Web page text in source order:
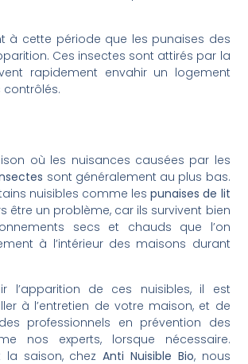
à cette période que les punaises des
Ces insectes sont attirés par la
rapidement envahir un logement
contrôlés.
où les nuisances causées par les
sont généralement au plus bas.
nuisibles comme lespunaises de lit
être un problème, car ils survivent bien
secs et chauds que l’on
à l’intérieur des maisons durant
l’apparition de ces nuisibles, il est
à l’entretien de votre maison, et de
professionnels en prévention des
nos experts, lorsque nécessaire.
la saison, chezAnti Nuisible Bio, nous